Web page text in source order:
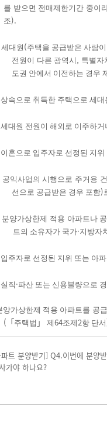
를 받으면 전매제한기간 중이
조).
대원 (주택을 공급받은 사람
전원이 다른 광역시 , 특별자
도권 안에서 이전하는 경우
속으로 취득한 주택으로 세
대원 전원이 해외로 이주하거
혼으로 입주자로 선정된 지
익사업의 시행으로 주거용
선으로 공급받은 경우 포함)
양가상한제 적용 아파트나
트의 소유자가 국가·지방자
주자로 선정된 지위 또는 아
직 ·파산 또는 신용불량으로
양가상한제 적용 아파트를 공
( 「주택법 」제64조제2항 단서
트 분양받기] Q4.이번에 분양
가야 하나요?